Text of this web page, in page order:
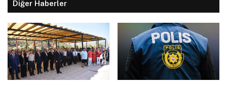
Diğer Haberler